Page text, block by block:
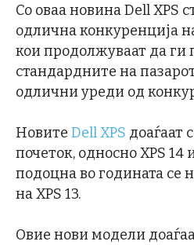
Со оваа новина Dell XPS
одлична конкуренција
кои продолжуваат да ги
стандардните на
одлични уреди од
Новите Dell XPS доаѓаат
почеток, односно XPS 14
подоцна во годината се
на XPS 13.
Овие нови модели